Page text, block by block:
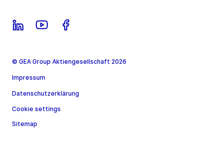
© GEA Group Aktiengesellschaft 2026
Impressum
Datenschutzerklärung
Cookie settings
Sitemap